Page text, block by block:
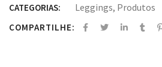
CATEGORIAS: Leggings, Produtos
COMPARTILHE: